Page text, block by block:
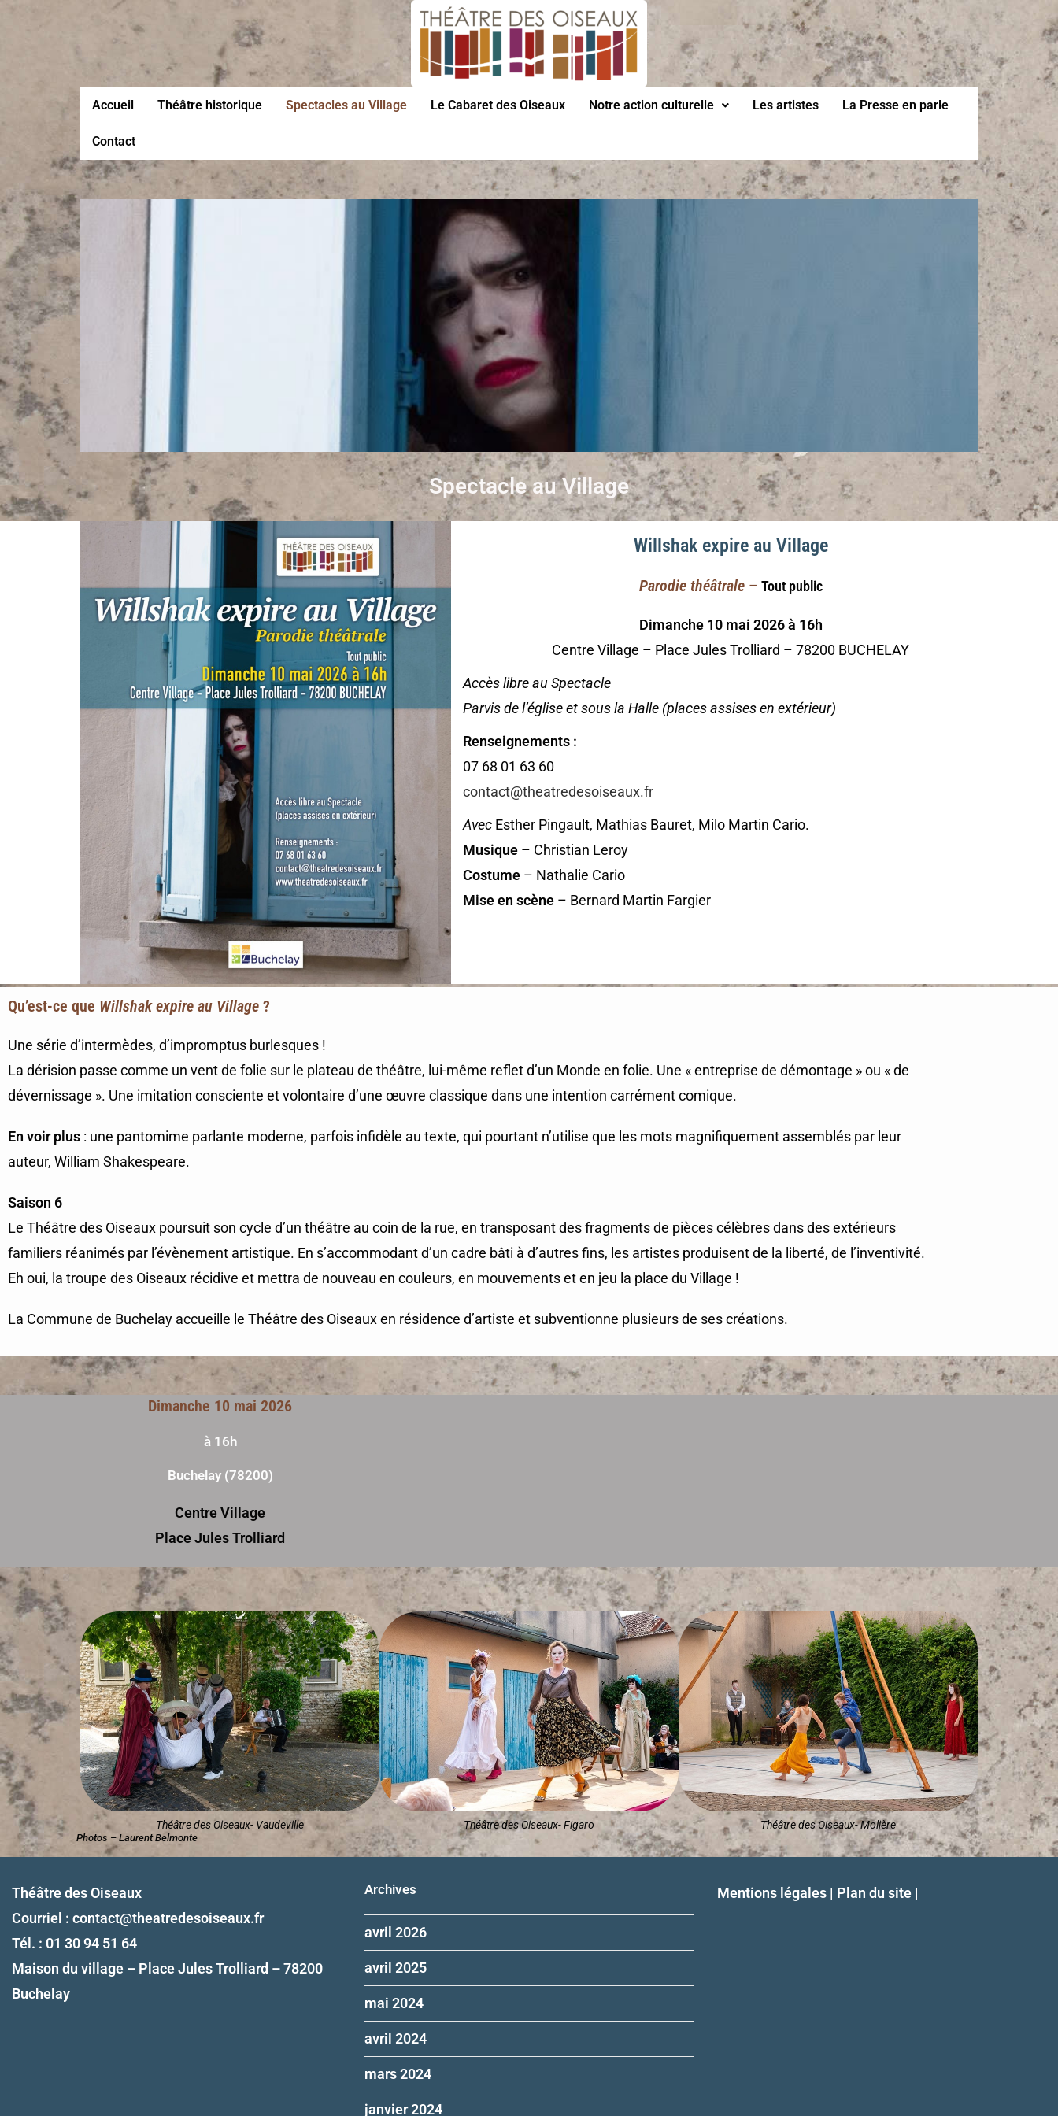
Accueil Théâtre historique Spectacles au Village Le Cabaret des Oiseaux Notre action culturelle Les artistes La Presse en parle
Contact
Spectacle au Village
Willshak expire au Village
Parodie théâtrale– Tout public
Dimanche 10 mai 2026 à 16h
Centre Village – Place Jules Trolliard – 78200 BUCHELAY
Accès libre au Spectacle
Parvis de l’église et sous la Halle (places assises en extérieur)
Renseignements :
07 68 01 63 60
contact@theatredesoiseaux.fr
AvecEsther Pingault, Mathias Bauret, Milo Martin Cario.
Musique– Christian Leroy
Costume– Nathalie Cario
Mise en scène– Bernard Martin Fargier
Qu’est-ce que Willshak expire au Village ?
Une série d’intermèdes, d’impromptus burlesques !
La dérision passe comme un vent de folie sur le plateau de théâtre, lui-même reflet d’un Monde en folie. Une « entreprise de démontage » ou « de
dévernissage ». Une imitation consciente et volontaire d’une œuvre classique dans une intention carrément comique.
En voir plus : une pantomime parlante moderne, parfois infidèle au texte, qui pourtant n’utilise que les mots magnifiquement assemblés par leur
auteur, William Shakespeare.
Saison 6
Le Théâtre des Oiseaux poursuit son cycle d’un théâtre au coin de la rue, en transposant des fragments de pièces célèbres dans des extérieurs
familiers réanimés par l’évènement artistique. En s’accommodant d’un cadre bâti à d’autres fins, les artistes produisent de la liberté, de l’inventivité.
Eh oui, la troupe des Oiseaux récidive et mettra de nouveau en couleurs, en mouvements et en jeu la place du Village !
La Commune de Buchelay accueille le Théâtre des Oiseaux en résidence d’artiste et subventionne plusieurs de ses créations.
Dimanche 10 mai 2026
à 16h
Buchelay (78200)
Centre Village
Place Jules Trolliard
Théâtre des Oiseaux- Vaudeville
Photos – Laurent Belmonte
Théâtre des Oiseaux- Figaro Théâtre des Oiseaux- Molière
Théâtre des Oiseaux
Courriel : contact@theatredesoiseaux.fr
Tél. : 01 30 94 51 64
Maison du village – Place Jules Trolliard – 78200
Buchelay
Archives
avril 2026
avril 2025
mai 2024
avril 2024
mars 2024
janvier 2024
Mentions légales | Plan du site |